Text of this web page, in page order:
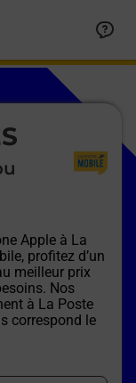
Apple à La
profitez d’un
meilleur prix
Nos
à La Poste
correspond le